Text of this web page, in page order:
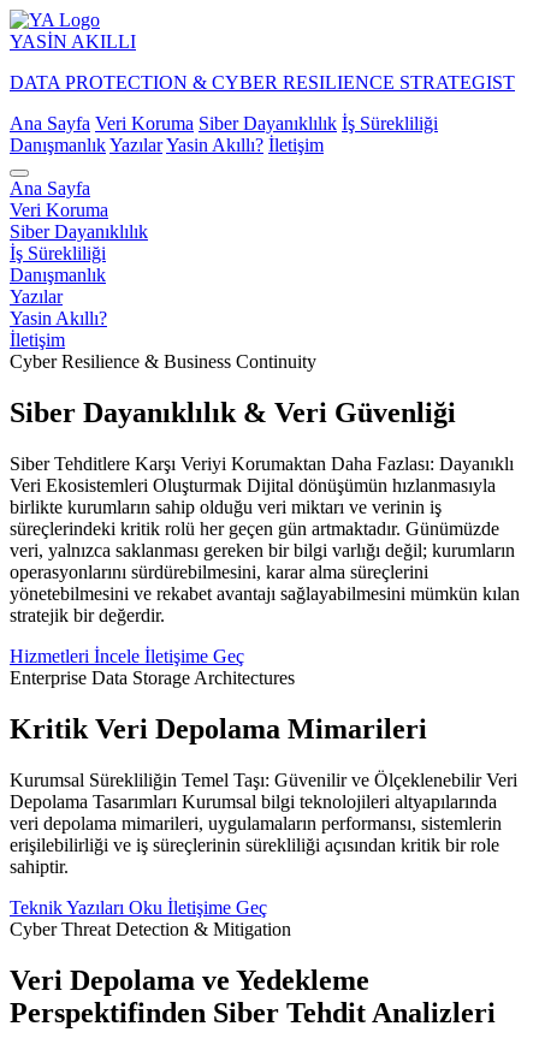
YASİN AKILLI
DATA PROTECTION & CYBER RESILIENCE STRATEGIST
Ana Sayfa Veri Koruma Siber Dayanıklılık İş Sürekliliği
DanışmanlıkYazılarYasin Akıllı? İletişim
Ana Sayfa
Veri Koruma
Siber Dayanıklılık
İş Sürekliliği
Danışmanlık
Yazılar
Yasin Akıllı?
İletişim
Cyber Resilience & Business Continuity
Siber Dayanıklılık & Veri Güvenliği
Siber Tehditlere Karşı Veriyi Korumaktan Daha Fazlası: Dayanıklı
Veri Ekosistemleri Oluşturmak Dijital dönüşümün hızlanmasıyla
birlikte kurumların sahip olduğu veri miktarı ve verinin iş
süreçlerindeki kritik rolü her geçen gün artmaktadır. Günümüzde
veri, yalnızca saklanması gereken bir bilgi varlığı değil; kurumların
operasyonlarını sürdürebilmesini, karar alma süreçlerini
yönetebilmesini ve rekabet avantajı sağlayabilmesini mümkün kılan
stratejik bir değerdir.
Hizmetleri İncele İletişime Geç
Enterprise Data Storage Architectures
Kritik Veri Depolama Mimarileri
Kurumsal Sürekliliğin Temel Taşı: Güvenilir ve Ölçeklenebilir Veri
Depolama Tasarımları Kurumsal bilgi teknolojileri altyapılarında
veri depolama mimarileri, uygulamaların performansı, sistemlerin
erişilebilirliği ve iş süreçlerinin sürekliliği açısından kritik bir role
sahiptir.
Teknik Yazıları Oku İletişime Geç
Cyber Threat Detection & Mitigation
Veri Depolama ve Yedekleme
Perspektifinden Siber Tehdit Analizleri